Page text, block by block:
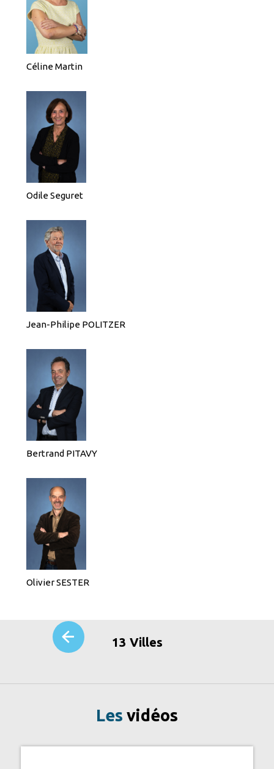
Céline Martin
Odile Seguret
Jean-Philipe POLITZER
Bertrand PITAVY
Olivier SESTER
13 Villes
Les vidéos